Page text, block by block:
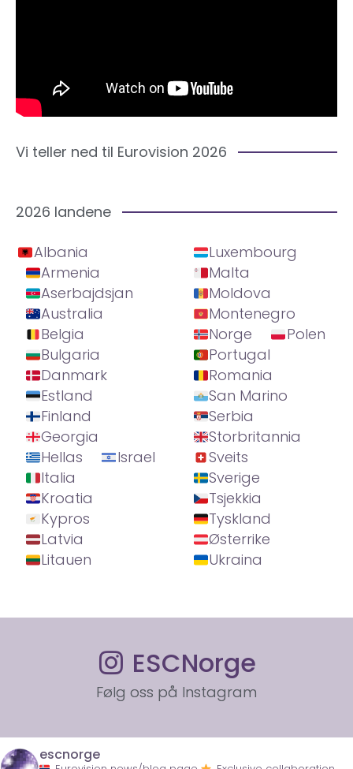
Vi teller ned til Eurovision 2026
2026 landene
Albania
Armenia
Aserbajdsjan
Australia
Belgia
Bulgaria
Danmark
Estland
Finland
Georgia
Hellas
Israel
Italia
Kroatia
Kypros
Latvia
Litauen
Luxembourg
Malta
Moldova
Montenegro
Norge
Polen
Portugal
Romania
San Marino
Serbia
Storbritannia
Sveits
Sverige
Tsjekkia
Tyskland
Østerrike
Ukraina
ESCNorge
Følg oss på Instagram
escnorge